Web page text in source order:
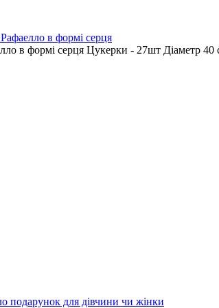
в формі серця
в формі серця Цукерки - 27шт Діаметр 40
подарунок для дівчини чи жінки